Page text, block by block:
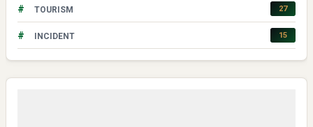
# TOURISM 27
# INCIDENT 15